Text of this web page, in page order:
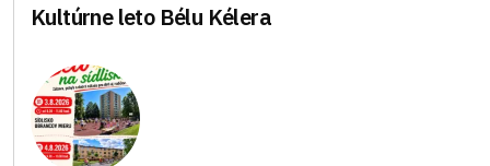
Kultúrne leto Bélu Kélera